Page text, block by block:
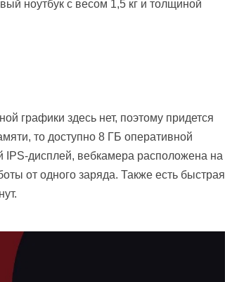
ноутбук с весом 1,5 кг и толщиной
графики здесь нет, поэтому придется
то доступно 8 ГБ оперативной
дисплей, вебкамера расположена на
от одного заряда. Также есть быстрая